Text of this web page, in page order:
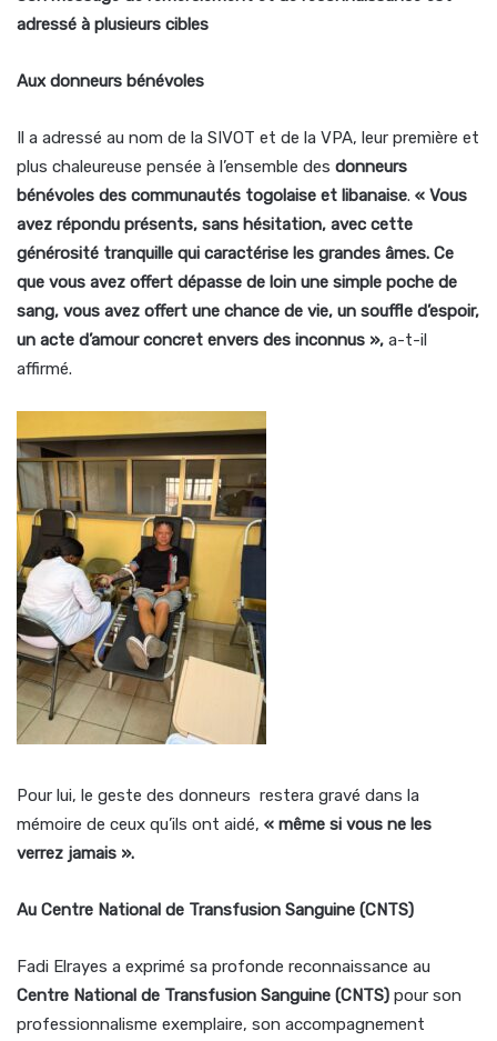
adressé à plusieurs cibles
Aux donneurs bénévoles
Il a adressé au nom de la SIVOT et de la VPA, leur première et
plus chaleureuse pensée à l’ensemble des donneurs
bénévoles des communautés togolaise et libanaise. « Vous
avez répondu présents, sans hésitation, avec cette
générosité tranquille qui caractérise les grandes âmes. Ce
que vous avez offert dépasse de loin une simple poche de
sang, vous avez offert une chance de vie, un souffle d’espoir,
un acte d’amour concret envers des inconnus », a-t-il
affirmé.
Pour lui, le geste des donneurs restera gravé dans la
mémoire de ceux qu’ils ont aidé, « même si vous ne les
verrez jamais ».
Au Centre National de Transfusion Sanguine (CNTS)
Fadi Elrayes a exprimé sa profonde reconnaissance au
Centre National de Transfusion Sanguine (CNTS) pour son
professionnalisme exemplaire, son accompagnement